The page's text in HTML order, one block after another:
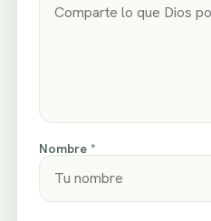
Nombre *